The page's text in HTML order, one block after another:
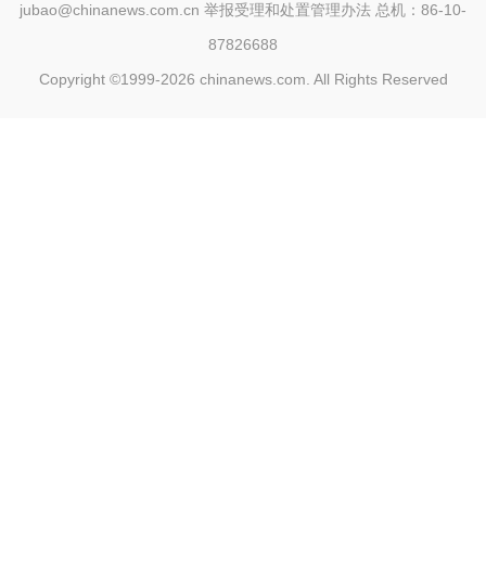
jubao@chinanews.com.cn 举报受理和处置管理办法 总机：86-10-
87826688
Copyright ©1999-2026 chinanews.com. All Rights Reserved